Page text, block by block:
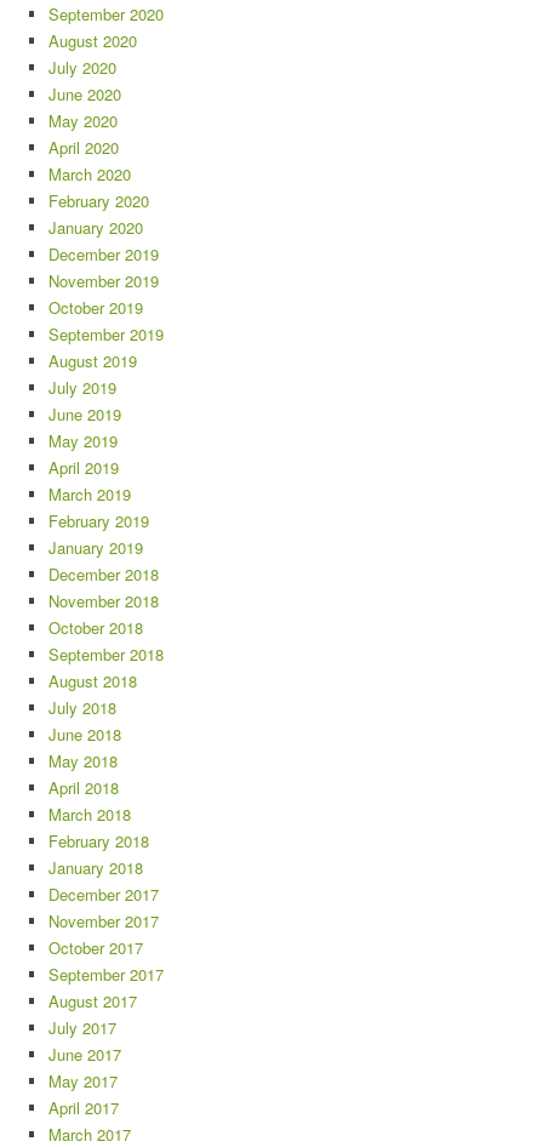
September 2020
August 2020
July 2020
June 2020
May 2020
April 2020
March 2020
February 2020
January 2020
December 2019
November 2019
October 2019
September 2019
August 2019
July 2019
June 2019
May 2019
April 2019
March 2019
February 2019
January 2019
December 2018
November 2018
October 2018
September 2018
August 2018
July 2018
June 2018
May 2018
April 2018
March 2018
February 2018
January 2018
December 2017
November 2017
October 2017
September 2017
August 2017
July 2017
June 2017
May 2017
April 2017
March 2017